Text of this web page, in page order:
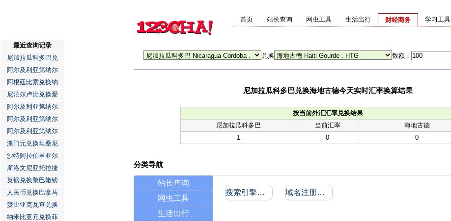
首页 站长查询 网虫工具 生活出行
财经商务
学习工具
兑换 数额：
尼加拉瓜科多巴兑换海地古德今天实时汇率换算结果
按当前外汇汇率兑换结果
尼加拉瓜科多巴
当前汇率
海地古德
1
0 0
最近查询记录
尼加拉瓜科多巴兑
阿尔及利亚第纳尔
阿根廷比索兑换纳
尼泊尔卢比兑换爱
阿尔及利亚第纳尔
阿尔及利亚第纳尔
阿尔及利亚第纳尔
澳门元兑换坦桑尼
沙特阿拉伯里亚尔
斯洛文尼亚托拉捷
英镑兑换黎巴嫩镑
人民币兑换巴拿马
赞比亚克瓦查兑换
纳米比亚元兑换菲
分类导航
站长查询
网虫工具
生活出行
搜索引擎收录和反向链接 域名注册信息